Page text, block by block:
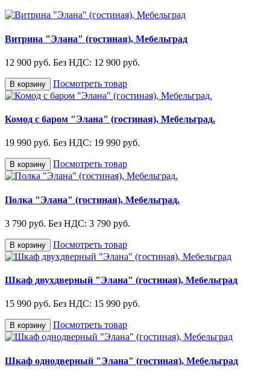
Витрина "Элана" (гостиная), Мебельград
12 900 руб. Без НДС: 12 900 руб.
В корзину Посмотреть товар
Комод с баром "Элана" (гостиная), Мебельград.
19 990 руб. Без НДС: 19 990 руб.
В корзину Посмотреть товар
Полка "Элана" (гостиная), Мебельград.
3 790 руб. Без НДС: 3 790 руб.
В корзину Посмотреть товар
Шкаф двухдверный "Элана" (гостиная), Мебельград
15 990 руб. Без НДС: 15 990 руб.
В корзину Посмотреть товар
Шкаф однодверный "Элана" (гостиная), Мебельград